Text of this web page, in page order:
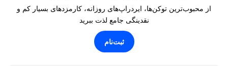
از محبوب‌ترین توکن‌ها، ایردراپ‌های روزانه، کارمزدهای بسیار کم و
نقدینگی جامع لذت ببرید
ثبت‌نام